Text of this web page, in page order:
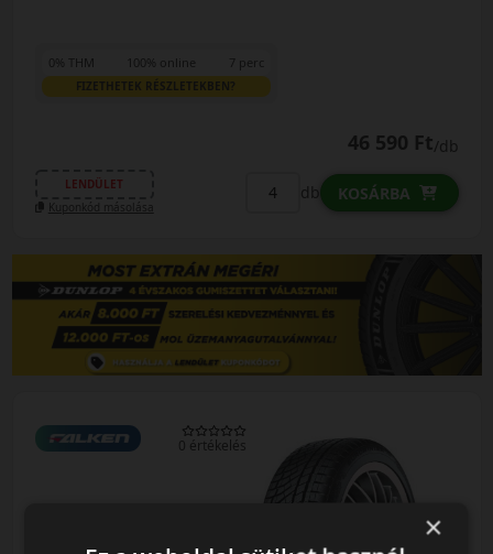
0% THM 100% online 7 perc
FIZETHETEK RÉSZLETEKBEN?
46 590 Ft/db
LENDÜLET
Kuponkód másolása
db KOSÁRBA
0 értékelés
×